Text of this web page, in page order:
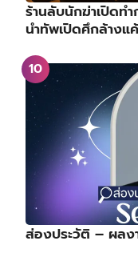
ร้านลับนักฆ่าเปิดท
นำทัพเปิดศึกล้างแ
ส่องประวัติ – ผล